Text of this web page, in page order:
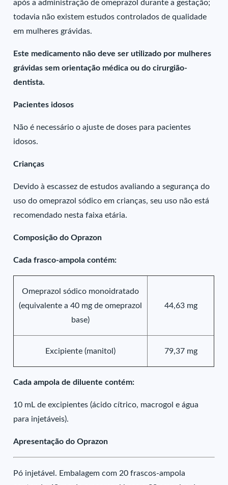
após a administração de omeprazol durante a gestação;
todavia não existem estudos controlados de qualidade
em mulheres grávidas.
Este medicamento não deve ser utilizado por mulheres
grávidas sem orientação médica ou do cirurgião-
dentista.
Pacientes idosos
Não é necessário o ajuste de doses para pacientes
idosos.
Crianças
Devido à escassez de estudos avaliando a segurança do
uso do omeprazol sódico em crianças, seu uso não está
recomendado nesta faixa etária.
Composição do Oprazon
Cada frasco-ampola contém:
Omeprazol sódico monoidratado
(equivalente a 40 mg de omeprazol
base)
44,63 mg
Excipiente (manitol) 79,37 mg
Cada ampola de diluente contém:
10 mL de excipientes (ácido cítrico, macrogol e água
para injetáveis).
Apresentação do Oprazon
Pó injetável. Embalagem com 20 frascos-ampola